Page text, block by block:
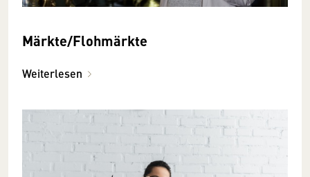
Märkte/Flohmärkte
Weiterlesen